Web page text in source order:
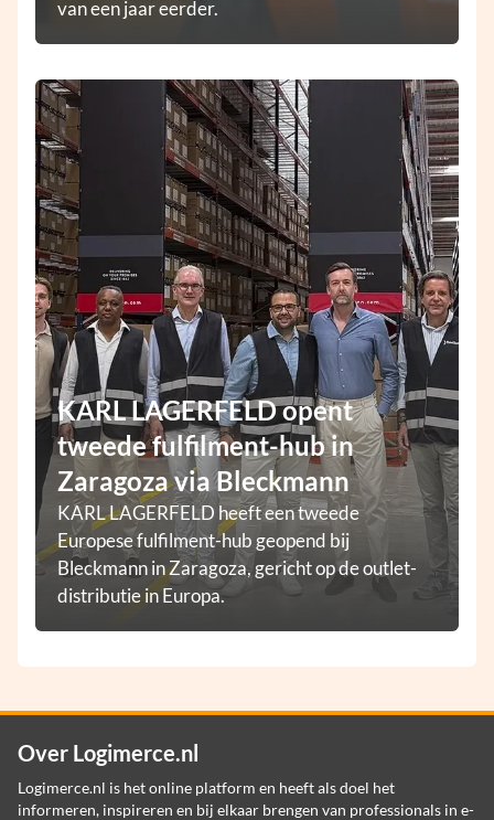
van een jaar eerder.
KARL LAGERFELD opent
tweede fulfilment-hub in
Zaragoza via Bleckmann
KARL LAGERFELD heeft een tweede
Europese fulfilment-hub geopend bij
Bleckmann in Zaragoza, gericht op de outlet-
distributie in Europa.
Over Logimerce.nl
Logimerce.nl is het online platform en heeft als doel het
informeren, inspireren en bij elkaar brengen van professionals in e-